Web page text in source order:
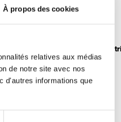
À propos des cookies
relatives aux médias
de notre site avec nos
d'autres informations que
la protection de notre planète.
dessinatrice et